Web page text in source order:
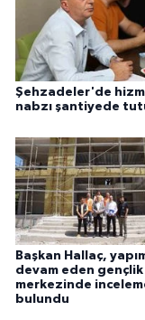
Şehzadeler'de
nabzı şantiyede
Başkan Hallaç,
devam eden gençlik
merkezinde
bulundu